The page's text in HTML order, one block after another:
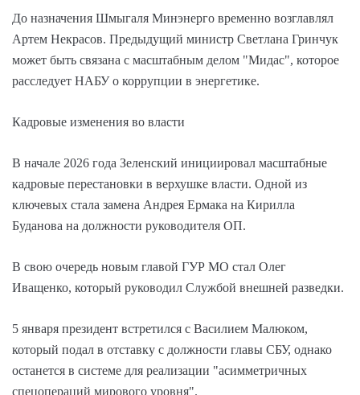
До назначения Шмыгаля Минэнерго временно возглавлял
Артем Некрасов. Предыдущий министр Светлана Гринчук
может быть связана с масштабным делом "Мидас", которое
расследует НАБУ о коррупции в энергетике.
Кадровые изменения во власти
В начале 2026 года Зеленский инициировал масштабные
кадровые перестановки в верхушке власти. Одной из
ключевых стала замена Андрея Ермака на Кирилла
Буданова на должности руководителя ОП.
В свою очередь новым главой ГУР МО стал Олег
Иващенко, который руководил Службой внешней разведки.
5 января президент встретился с Василием Малюком,
который подал в отставку с должности главы СБУ, однако
останется в системе для реализации "асимметричных
спецопераций мирового уровня".